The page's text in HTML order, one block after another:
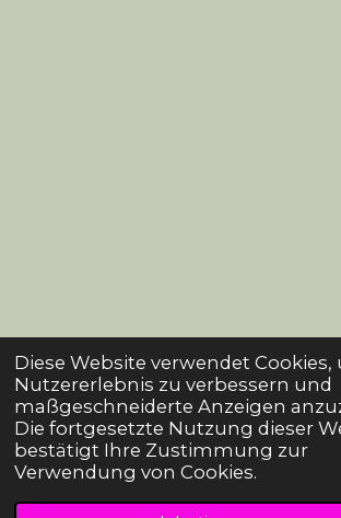
Diese Website verwendet
Nutzererlebnis zu verbessern und
maßgeschneiderte Anzeigen
Die fortgesetzte Nutzung dieser
bestätigt Ihre Zustimmung zur
Verwendung von Cookies.